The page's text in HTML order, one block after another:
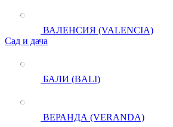
ВАЛЕНСИЯ (VALENCIA)
Сад и дача
БАЛИ (BALI)
ВЕРАНДА (VERANDA)